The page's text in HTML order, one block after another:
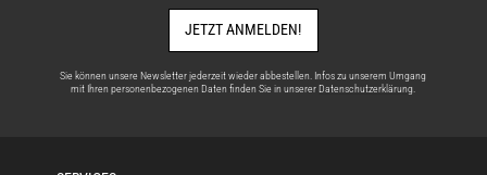
JETZT ANMELDEN!
Sie können unsere Newsletter jederzeit wieder abbestellen. Infos zu unserem Umgang
mit Ihren personenbezogenen Daten finden Sie in unserer Datenschutzerklärung.